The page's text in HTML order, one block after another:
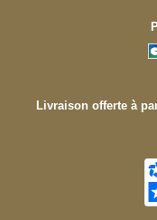
Livraison offerte à